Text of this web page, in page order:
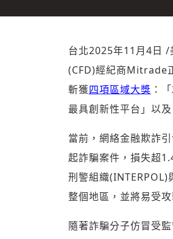
台北2025年11月4日 /
(CFD)經紀商Mitrade
斬獲四項區域大獎 ：
最具創新性平台」以
當前，網絡金融欺詐
起詐騙案件，損失超
刑警組織(INTERPOL)
整個地區，並將易受
隨著詐騙分子仿冒受